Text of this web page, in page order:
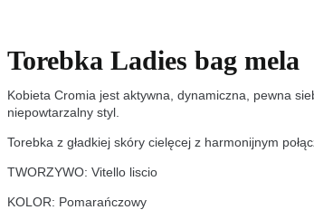
Torebka Ladies bag mela
Kobieta Cromia jest aktywna, dynamiczna, pewna
niepowtarzalny styl.
Torebka z gładkiej skóry cielęcej z harmonijnym
TWORZYWO: Vitello liscio
KOLOR: Pomarańczowy